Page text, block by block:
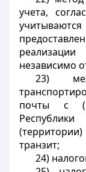
учета,
независимо
23)
почты с
транзит;
24)